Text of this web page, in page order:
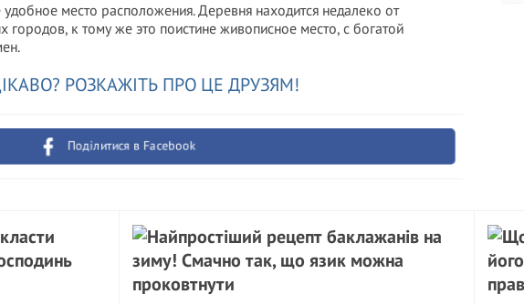
место расположения. Деревня находится недалеко от
к тому же это поистине живописное место, с богатой
РОЗКАЖІТЬ ПРО ЦЕ ДРУЗЯМ!
Поділитися в Facebook